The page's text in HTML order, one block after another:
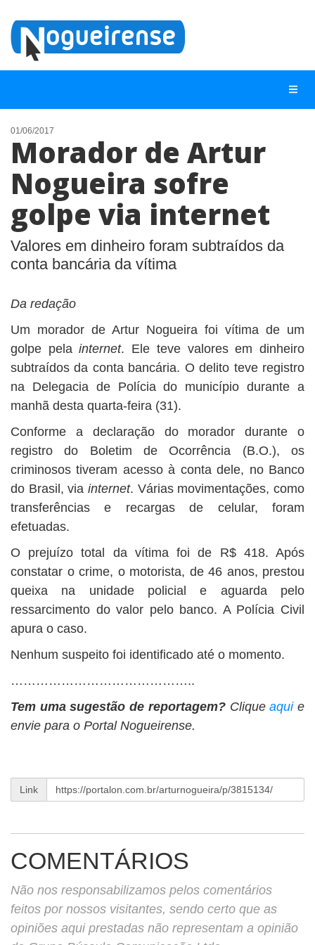
NOTÍCIAS
LISTA DIGITAL
TELEFONES ÚTEIS
QUEM SOMOS
CONTATO
01/06/2017
Morador de Artur
Nogueira sofre
golpe via internet
Valores em dinheiro foram subtraídos da
conta bancária da vítima
Da redação
Um morador de Artur Nogueira foi vítima de um
golpe pelainternet. Ele teve valores em dinheiro
subtraídos da conta bancária. O delito teve registro
na Delegacia de Polícia do município durante a
manhã desta quarta-feira (31).
Conforme a declaração do morador durante o
registro do Boletim de Ocorrência (B.O.), os
criminosos tiveram acesso à conta dele, no Banco
do Brasil, via internet. Várias movimentações, como
transferências e recargas de celular, foram
efetuadas.
O prejuízo total da vítima foi de R$ 418. Após
constatar o crime, o motorista, de 46 anos, prestou
queixa na unidade policial e aguarda pelo
ressarcimento do valor pelo banco. A Polícia Civil
apura o caso.
Nenhum suspeito foi identificado até o momento.
……………………………………..
Tem uma sugestão de reportagem?Cliqueaquie
envie para o Portal Nogueirense.
Link
COMENTÁRIOS
Não nos responsabilizamos pelos comentários
feitos por nossos visitantes, sendo certo que as
opiniões aqui prestadas não representam a opinião